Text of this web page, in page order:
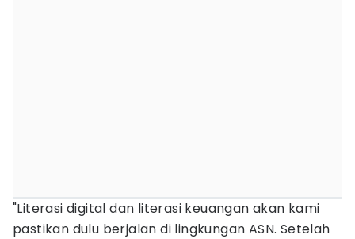
"Literasi digital dan literasi keuangan akan kami
pastikan dulu berjalan di lingkungan ASN. Setelah